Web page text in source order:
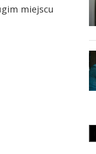
miejscu